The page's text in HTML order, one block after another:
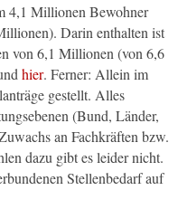
4,1 Millionen Bewohner
Darin enthalten ist
von 6,1 Millionen (von 6,6
hier. Ferner: Allein im
gestellt. Alles
(Bund, Länder,
an Fachkräften bzw.
dazu gibt es leider nicht.
Stellenbedarf auf